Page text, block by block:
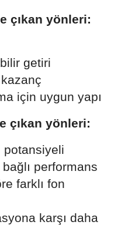
çıkan yönleri:
getiri
için uygun yapı
çıkan yönleri:
potansiyeli
performans
farklı fon
karşı daha